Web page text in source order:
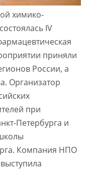
химико-
IV
приняли
России, а
Организатор
при
Петербурга и
Компания НПО